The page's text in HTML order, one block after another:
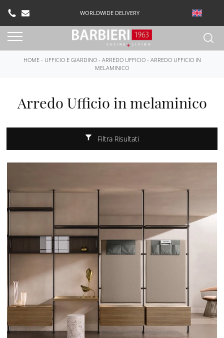
WORLDWIDE DELIVERY
HOME- UFFICIO E GIARDINO- ARREDO UFFICIO- ARREDO UFFICIO IN
MELAMINICO
Arredo Ufficio in melaminico
Filtra Risultati